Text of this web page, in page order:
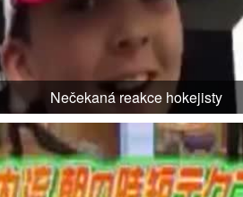
Nečekaná reakce hokejisty